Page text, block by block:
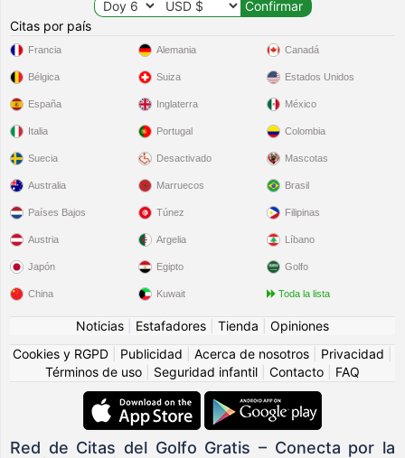
Citas por país
Francia
Bélgica
España
Italia
Suecia
Alemania
Suiza
Inglaterra
Portugal
Desactivado
Canadá
Estados Unidos
México
Colombia
Mascotas
Australia
Países Bajos
Austria
Japón
China
Marruecos
Túnez
Argelia
Egipto
Kuwait
Brasil
Filipinas
Líbano
Golfo
Toda la lista
Noticias Estafadores Tienda
Opiniones
Cookies y RGPD
Publicidad Acerca de nosotros Privacidad
Términos de uso
Seguridad infantil Contacto FAQ
Red de Citas del Golfo Gratis – Conecta por la